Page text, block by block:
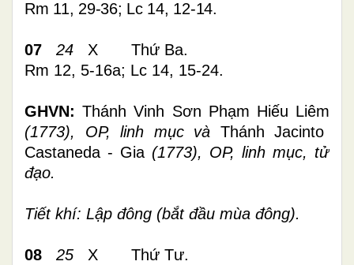
Rm 11, 29-36; Lc 14, 12-14.
07 24 X Thứ Ba.
Rm 12, 5-16a; Lc 14, 15-24.
GHVN:Thánh Vinh Sơn Phạm Hiếu Liêm
(1773), OP, linh mục và Thánh Jacinto
Castaneda - Gia (1773), OP, linh mục, tử
đạo.
Tiết khí: Lập đông (bắt đầu mùa đông).
08 25 X Thứ Tư.